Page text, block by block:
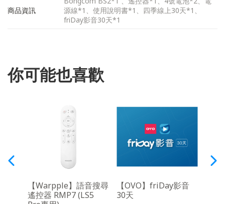
商品資訊
源線*1、使用說明書*1、四季線上30天*1、
friDay影音30天*1
你可能也喜歡
【Warpple】語音搜尋
遙控器 RMP7 (LS5
【OVO】friDay影音
30天